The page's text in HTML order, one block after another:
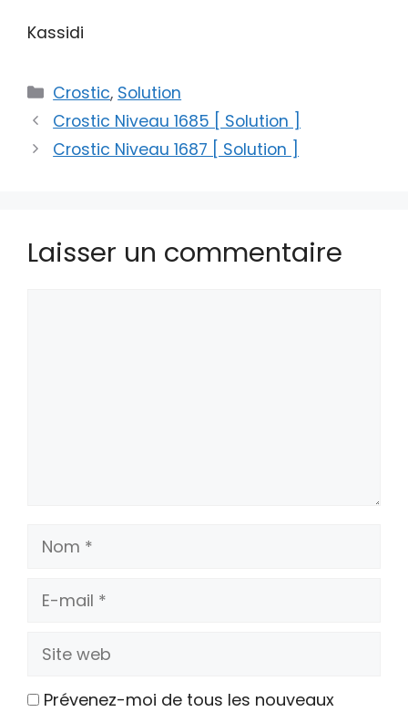
Kassidi
Catégories
Crostic, Solution
Crostic Niveau 1685 [ Solution ]
Crostic Niveau 1687 [ Solution ]
Laisser un commentaire
Nom
E-
Site
Prévenez-moi de tous les nouveaux